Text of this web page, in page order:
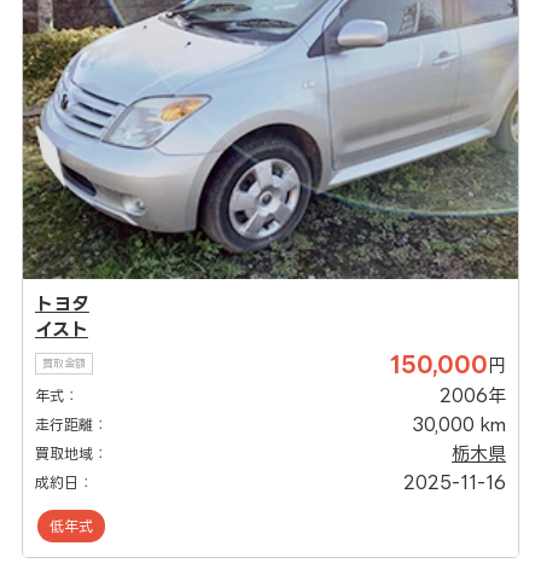
トヨタ
イスト
買取金額 150,000 円
年式： 2006年
走行距離： 30,000 km
買取地域： 栃木県
成約日： 2025-11-16
低年式